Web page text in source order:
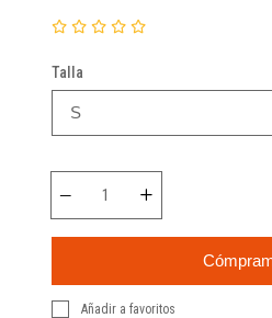
Talla
Añadir a favoritos